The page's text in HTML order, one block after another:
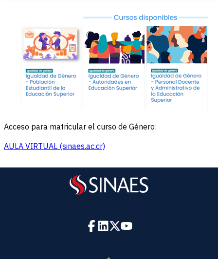
Acceso para matricular el curso de Género:
AULA VIRTUAL (sinaes.ac.cr)